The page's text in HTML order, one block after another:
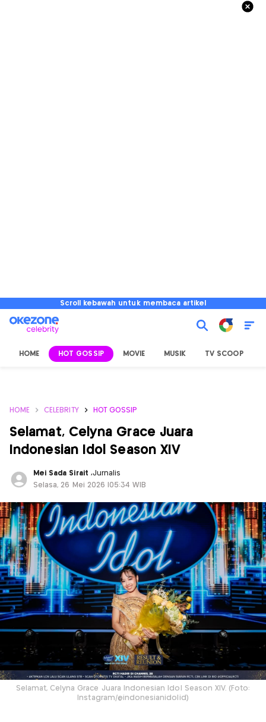
Scroll kebawah untuk membaca artikel
HOME HOT GOSSIP MOVIE MUSIK TV SCOOP
HOME CELEBRITY HOT GOSSIP
Selamat, Celyna Grace Juara
Indonesian Idol Season XIV
Mei Sada Sirait ,Jurnalis
Selasa, 26 Mei 2026 |05:34 WIB
Selamat, Celyna Grace Juara Indonesian Idol Season XIV. (Foto:
Instagram/@indonesianidolid)